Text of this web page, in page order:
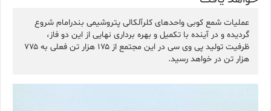
عملیات شمع کوبی واحدهای کلرآلکالی پتروشیمی بندرامام شروع
گردیده و در آینده با تکمیل و بهره برداری نهایی از این دو فاز،
ظرفیت تولید پی وی سی در این مجتمع از ۱۷۵ هزار تن فعلی به ۷۷۵
هزار تن در خواهد رسید.